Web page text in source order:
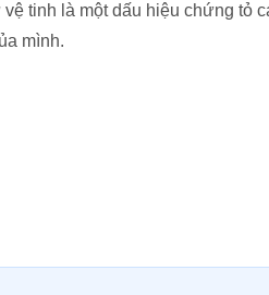
tinh là một dấu hiệu chứng tỏ
mình.